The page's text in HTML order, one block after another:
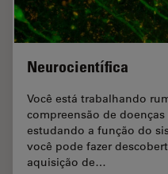
Neurocientífica
Você está trabalhando
compreensão de
estudando a função do
você pode fazer
aquisição de…